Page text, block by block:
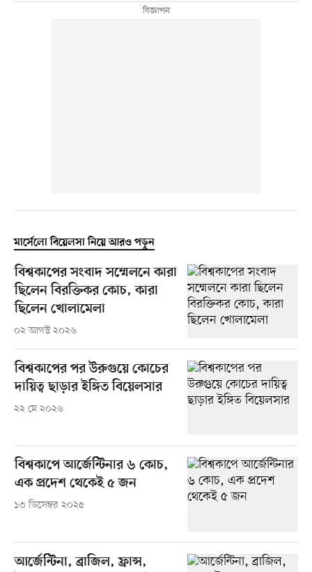
মার্সেলো বিয়েলসা নিয়ে আরও পড়ুন
বিশ্বকাপের সংবাদ সম্মেলনে কারা
ছিলেন বিরক্তিকর কোচ, কারা
ছিলেন খোলামেলা
০২ আগস্ট ২০২৬
বিশ্বকাপের পর উরুগুয়ে কোচের
দায়িত্ব ছাড়ার ইঙ্গিত বিয়েলসার
২২ মে ২০২৬
বিশ্বকাপে আর্জেন্টিনার ৬ কোচ,
এক প্রদেশ থেকেই ৫ জন
১৩ ডিসেম্বর ২০২৫
আর্জেন্টিনা, ব্রাজিল, ফ্রান্স,